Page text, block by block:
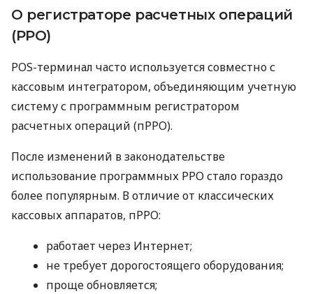
О регистраторе расчетных операций
(РРО)
POS-терминал часто используется совместно с
кассовым интегратором, объединяющим учетную
систему с программным регистратором
расчетных операций (пРРО).
После изменений в законодательстве
использование программных РРО стало гораздо
более популярным. В отличие от классических
кассовых аппаратов, пРРО:
работает через Интернет;
не требует дорогостоящего оборудования;
проще обновляется;